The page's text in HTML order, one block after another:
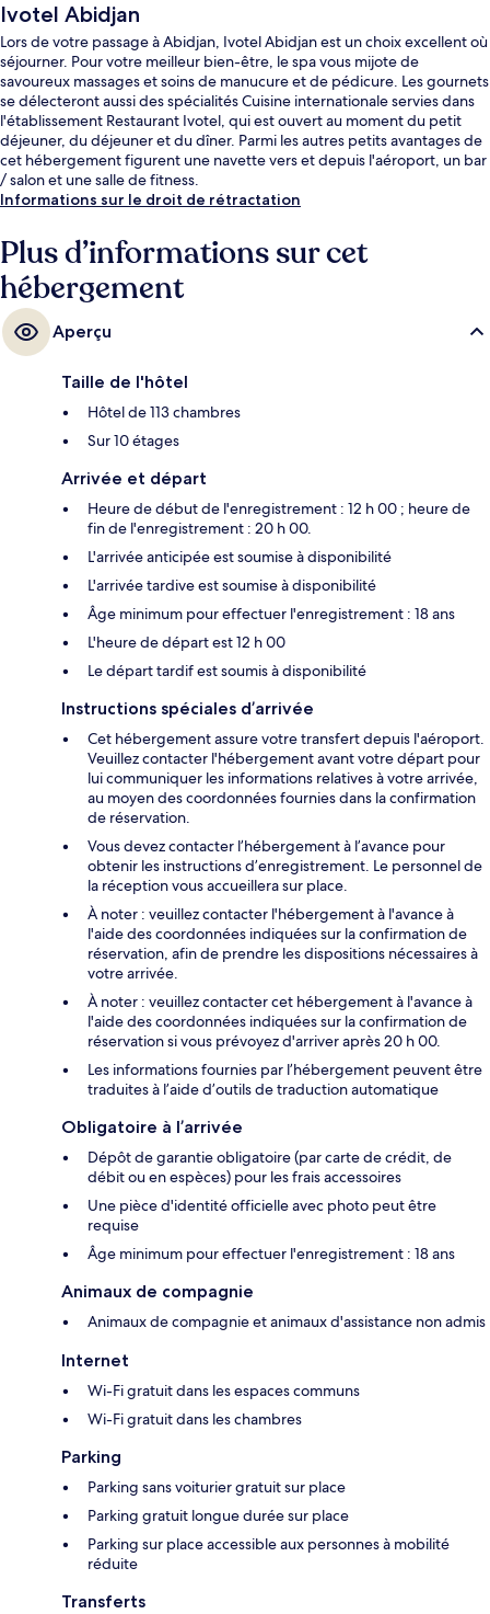
Ivotel Abidjan
Lors de votre passage à Abidjan, Ivotel Abidjan est un choix excellent où
séjourner. Pour votre meilleur bien-être, le spa vous mijote de
savoureux massages et soins de manucure et de pédicure. Les gournets
se délecteront aussi des spécialités Cuisine internationale servies dans
l'établissement Restaurant Ivotel, qui est ouvert au moment du petit
déjeuner, du déjeuner et du dîner. Parmi les autres petits avantages de
cet hébergement figurent une navette vers et depuis l'aéroport, un bar
/ salon et une salle de fitness.
Informations sur le droit de rétractation
Plus d’informations sur cet
hébergement
Aperçu
Taille de l'hôtel
Hôtel de 113 chambres
Sur 10 étages
Arrivée et départ
Heure de début de l'enregistrement : 12 h 00 ; heure de
fin de l'enregistrement : 20 h 00.
L'arrivée anticipée est soumise à disponibilité
L'arrivée tardive est soumise à disponibilité
Âge minimum pour effectuer l'enregistrement : 18 ans
L'heure de départ est 12 h 00
Le départ tardif est soumis à disponibilité
Instructions spéciales d’arrivée
Cet hébergement assure votre transfert depuis l'aéroport.
Veuillez contacter l'hébergement avant votre départ pour
lui communiquer les informations relatives à votre arrivée,
au moyen des coordonnées fournies dans la confirmation
de réservation.
Vous devez contacter l’hébergement à l’avance pour
obtenir les instructions d’enregistrement. Le personnel de
la réception vous accueillera sur place.
À noter : veuillez contacter l'hébergement à l'avance à
l'aide des coordonnées indiquées sur la confirmation de
réservation, afin de prendre les dispositions nécessaires à
votre arrivée.
À noter : veuillez contacter cet hébergement à l'avance à
l'aide des coordonnées indiquées sur la confirmation de
réservation si vous prévoyez d'arriver après 20 h 00.
Les informations fournies par l’hébergement peuvent être
traduites à l’aide d’outils de traduction automatique
Obligatoire à l’arrivée
Dépôt de garantie obligatoire (par carte de crédit, de
débit ou en espèces) pour les frais accessoires
Une pièce d'identité officielle avec photo peut être
requise
Âge minimum pour effectuer l'enregistrement : 18 ans
Animaux de compagnie
Animaux de compagnie et animaux d'assistance non admis
Internet
Wi-Fi gratuit dans les espaces communs
Wi-Fi gratuit dans les chambres
Parking
Parking sans voiturier gratuit sur place
Parking gratuit longue durée sur place
Parking sur place accessible aux personnes à mobilité
réduite
Transferts